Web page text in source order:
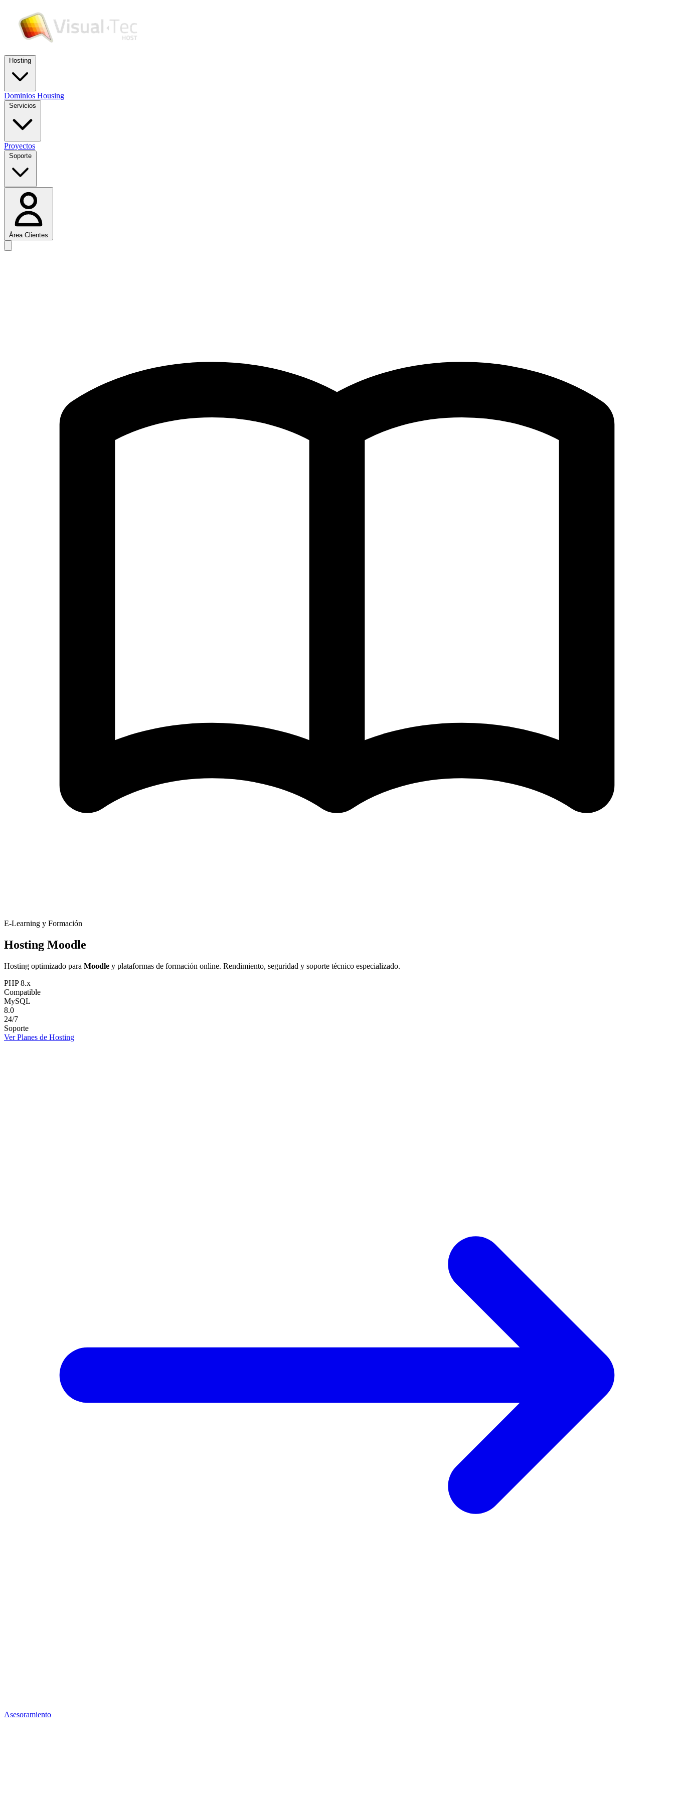
Hosting
Dominios Housing
Servicios
Proyectos
Soporte
Área Clientes
E-Learning y Formación
Hosting Moodle
Hosting optimizado para Moodle y plataformas de formación online. Rendimiento, seguridad y soporte técnico especializado.
PHP 8.x
Compatible
MySQL
8.0
24/7
Soporte
Ver Planes de Hosting
Asesoramiento